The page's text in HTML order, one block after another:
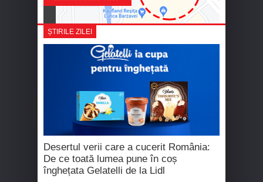
ȘTIRILE ZILEI
Desertul verii care a cucerit România:
De ce toată lumea pune în coș
înghețata Gelatelli de la Lidl